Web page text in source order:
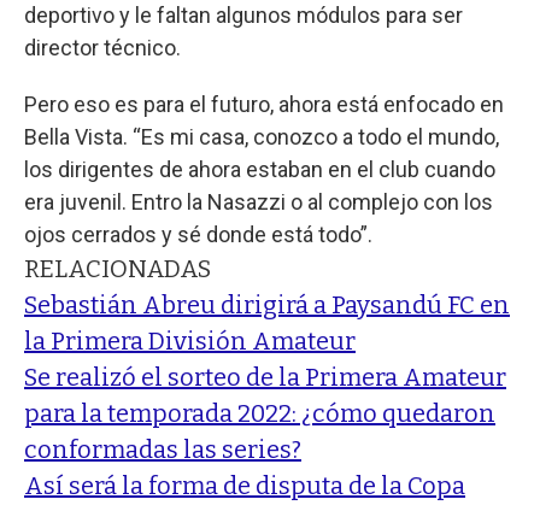
deportivo y le faltan algunos módulos para ser
director técnico.
Pero eso es para el futuro, ahora está enfocado en
Bella Vista. “Es mi casa, conozco a todo el mundo,
los dirigentes de ahora estaban en el club cuando
era juvenil. Entro la Nasazzi o al complejo con los
ojos cerrados y sé donde está todo”.
RELACIONADAS
Sebastián Abreu dirigirá a Paysandú FC en
la Primera División Amateur
Se realizó el sorteo de la Primera Amateur
para la temporada 2022: ¿cómo quedaron
conformadas las series?
Así será la forma de disputa de la Copa